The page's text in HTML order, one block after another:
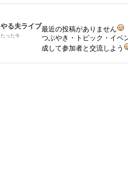
やる夫ライブ
たった今
最近の投稿がありません
つぶやき・トピック・イベ
成して参加者と交流しよう